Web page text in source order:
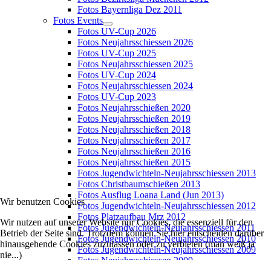
Fotos Bayernliga Dez 2011
Fotos Events
Fotos UV-Cup 2026
Fotos Neujahrsschiessen 2026
Fotos UV-Cup 2025
Fotos Neujahrsschiessen 2025
Fotos UV-Cup 2024
Fotos Neujahrsschiessen 2024
Fotos UV-Cup 2023
Fotos Neujahrsschießen 2020
Fotos Neujahrsschießen 2019
Fotos Neujahrsschießen 2018
Fotos Neujahrsschießen 2017
Fotos Neujahrsschießen 2016
Fotos Neujahrsschießen 2015
Fotos Jugendwichteln-Neujahrsschiessen 2013
Fotos Christbaumschießen 2013
Fotos Ausflug Loana Land (Jun 2013)
Fotos Jugendwichteln-Neujahrsschiessen 2012
Fotos Platzaufbau Mrz 2012
Fotos Jugendwichteln-Neujahrsschiessen 2011
Fotos Jugendwichteln-Neujahrsschiessen 2010
Fotos Jugendwichteln-Neujahrsschiessen 2009
Wir benutzen Cookies
Wir nutzen auf unserer Website nur Cookies, die essenziell für den
Betrieb der Seite sind. Trotzdem können Sie hier entscheiden darüber
hinausgehende Cookies zuzulassen oder zu verbieten (man weiß ja
nie...)